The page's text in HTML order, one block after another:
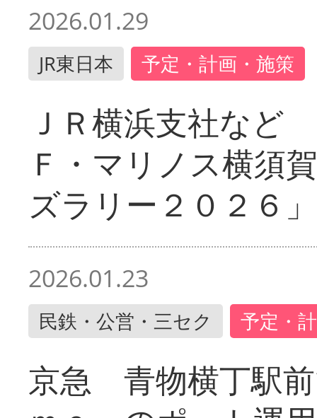
2026.01.29
JR東日本 予定・計画・施策
ＪＲ横浜支社など
Ｆ・マリノス横須
ズラリー２０２６」
2026.01.23
民鉄・公営・三セク 予定・
京急 青物横丁駅